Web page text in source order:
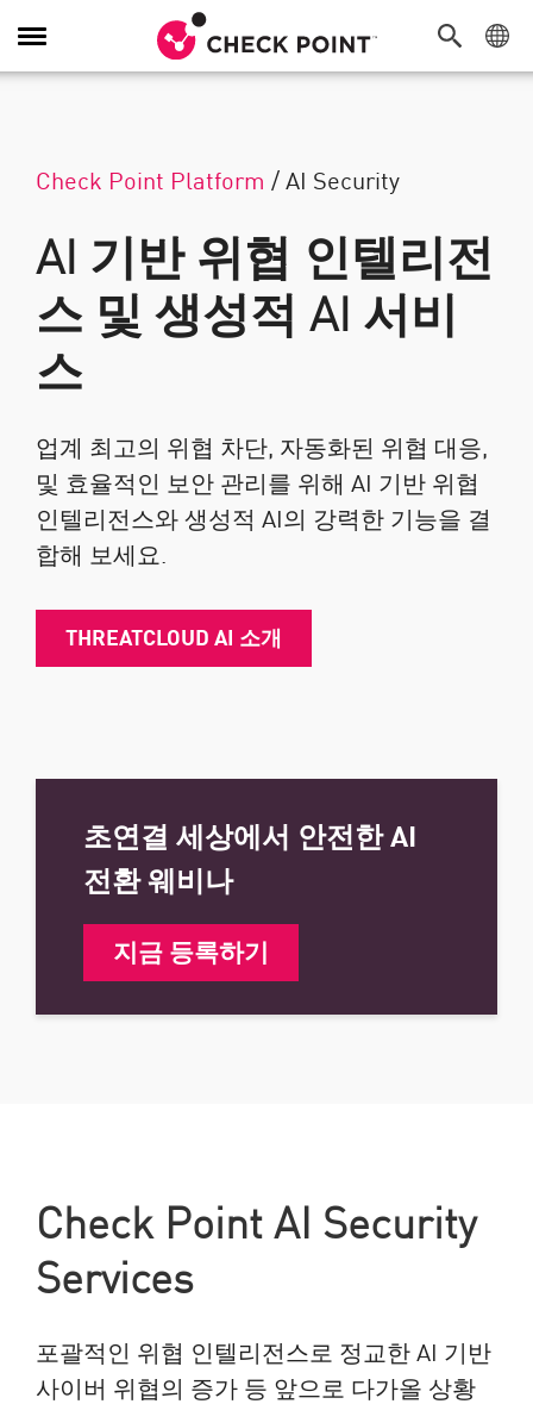
탐색 전환
Check Point Platform /AI Security
AI 기반 위협 인텔리전
스 및 생성적 AI 서비
스
업계 최고의 위협 차단, 자동화된 위협 대응,
및 효율적인 보안 관리를 위해 AI 기반 위협
인텔리전스와 생성적 AI의 강력한 기능을 결
합해 보세요.
THREATCLOUD AI 소개
초연결 세상에서 안전한 AI
전환 웨비나
지금 등록하기
Check Point AI Security
Services
포괄적인 위협 인텔리전스로 정교한 AI 기반
사이버 위협의 증가 등 앞으로 다가올 상황